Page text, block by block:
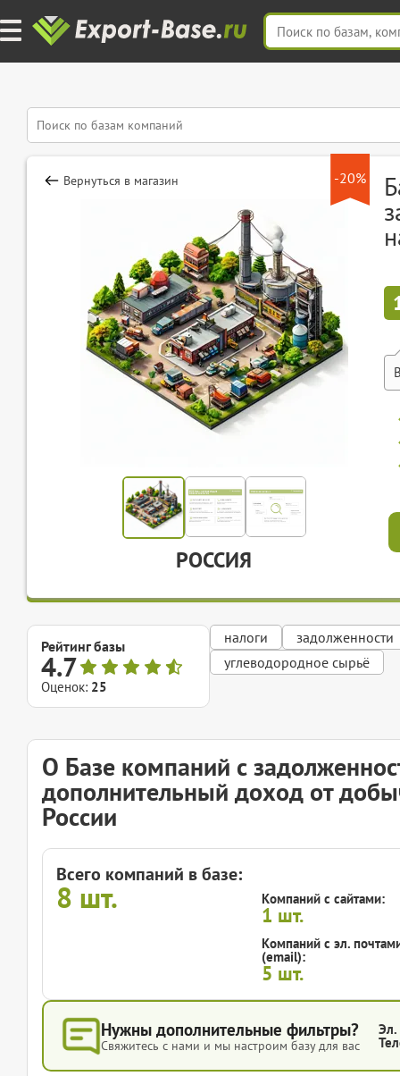
-20%
Вернуться в магазин
РОССИЯ
Рейтинг базы
4.7
Оценок: 25
налоги
задолженности
углеводородное сырьё
О Базе компаний с
дополнительный доход от
России
Всего компаний в базе:
8 шт. Компаний с сайтами:
1 шт.
Компаний с эл.
(email):
5 шт.
Нужны дополнительные фильтры?
Свяжитесь с нами и мы настроим базу для вас
Эл.